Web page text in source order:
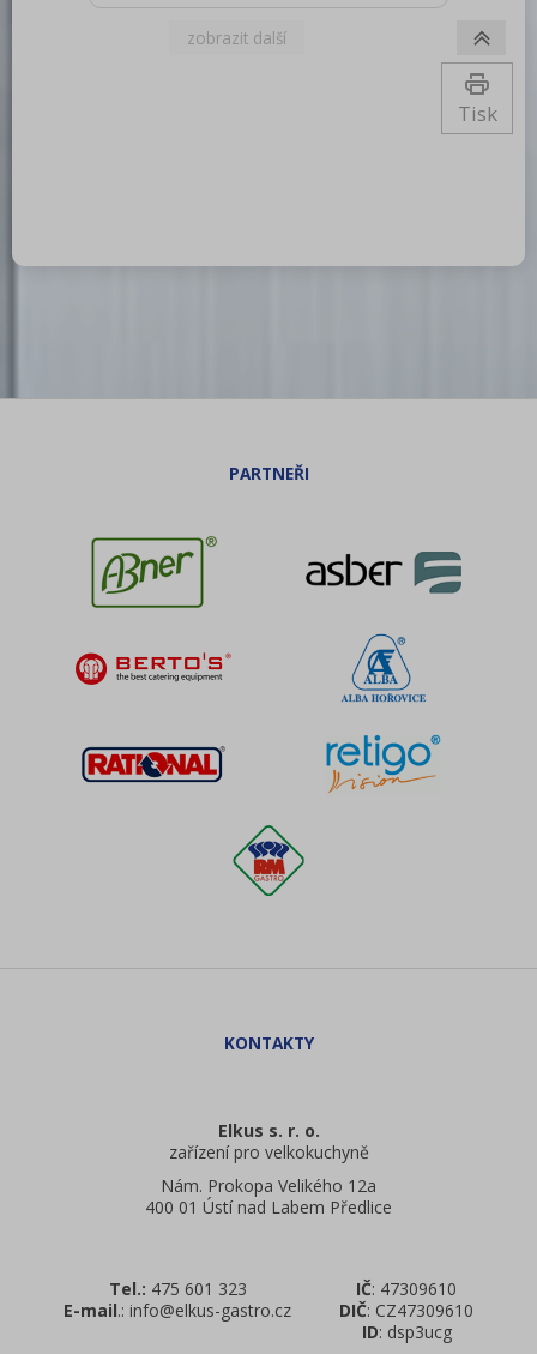
elektrický [kW]: 12.600 Napájení: 400 V /
3N - 50 Hz Materiál: AISI 304 Vnější
Tisk
Elkus s. r. o.
zařízení pro velkokuchyně
Nám. Prokopa Velikého 12a
400 01 Ústí nad Labem Předlice
Tel.: 475 601 323
E-mail.: info@elkus-gastro.cz
IČ: 47309610
DIČ: CZ47309610
ID: dsp3ucg